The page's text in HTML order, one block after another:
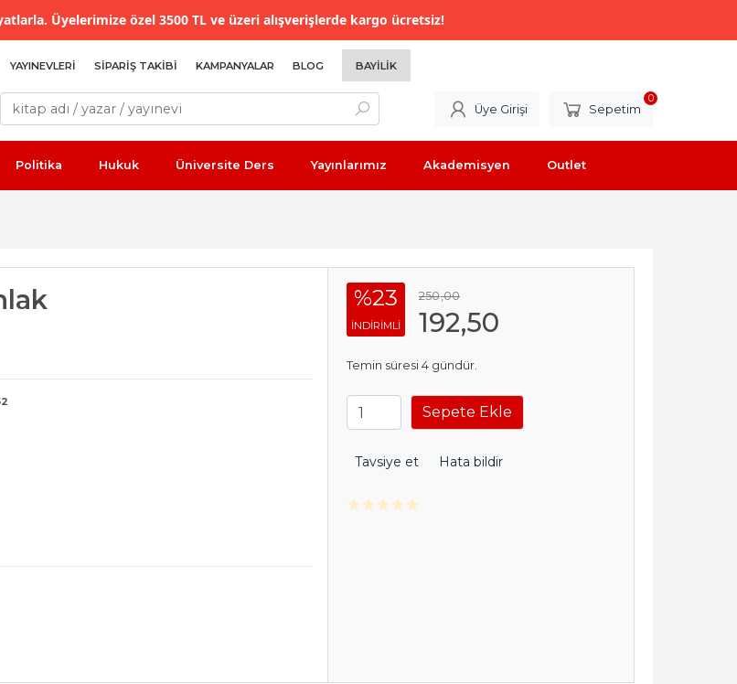
Üyelerimize özel 3500 TL ve üzeri alışverişlerde kargo ücretsiz!
YAYINEVLERI SIPARIŞ TAKIBI KAMPANYALAR BLOG BAYILIK
Üye Girişi Sepetim
0
Politika Hukuk Üniversite Ders Yayınlarımız Akademisyen Outlet
%23
INDIRIMLI
250,00
192,50
Temin süresi 4 gündür.
Sepete Ekle
Tavsiye et Hata bildir